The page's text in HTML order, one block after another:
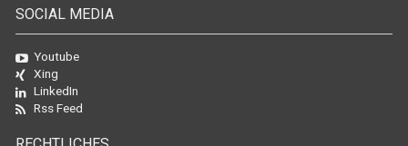
SOCIAL MEDIA
Youtube
Xing
LinkedIn
Rss Feed